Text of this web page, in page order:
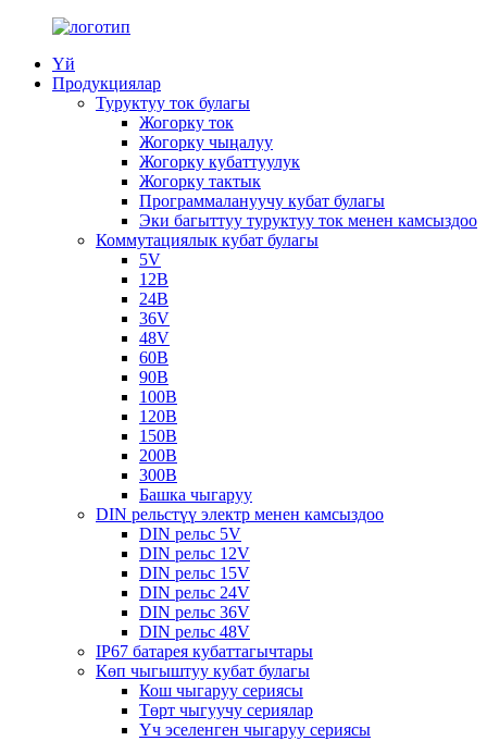
Үй
Продукциялар
Туруктуу ток булагы
Жогорку ток
Жогорку чыңалуу
Жогорку кубаттуулук
Жогорку тактык
Программалануучу кубат булагы
Эки багыттуу туруктуу ток менен камсыздоо
Коммутациялык кубат булагы
5V
12В
24В
36V
48V
60В
90В
100В
120В
150В
200В
300В
Башка чыгаруу
DIN рельстүү электр менен камсыздоо
DIN рельс 5V
DIN рельс 12V
DIN рельс 15V
DIN рельс 24V
DIN рельс 36V
DIN рельс 48V
IP67 батарея кубаттагычтары
Көп чыгыштуу кубат булагы
Кош чыгаруу сериясы
Төрт чыгуучу сериялар
Үч эселенген чыгаруу сериясы